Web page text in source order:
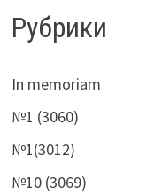
Рубрики
In memoriam
№1 (3060)
№1(3012)
№10 (3069)